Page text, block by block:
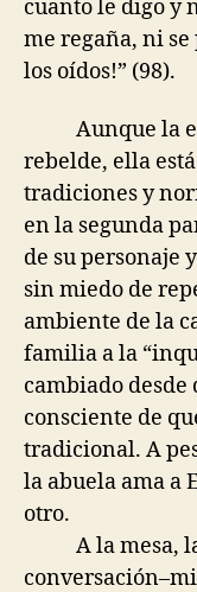
cuanto le digo y
me regaña, ni se
los oídos!” (98).
Aunque la
rebelde, ella
tradiciones y
en la segunda
de su personaje
sin miedo de
ambiente de la
familia a la
cambiado desde
consciente de
tradicional. A
la abuela ama a
otro.
A la mesa, la